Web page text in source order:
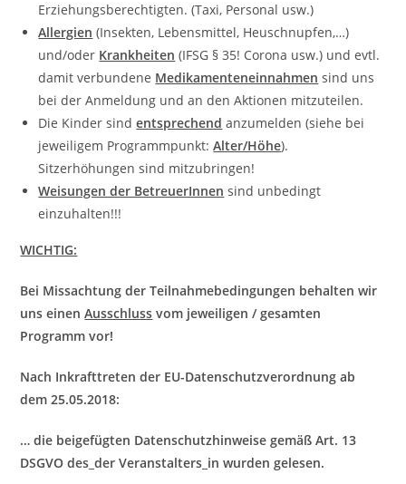
Erziehungsberechtigten. (Taxi, Personal usw.)
Allergien (Insekten, Lebensmittel, Heuschnupfen,…)
und/oder Krankheiten (IFSG § 35! Corona usw.) und evtl.
damit verbundene Medikamenteneinnahmen sind uns
bei der Anmeldung und an den Aktionen mitzuteilen.
Die Kinder sindentsprechend anzumelden (siehe bei
jeweiligem Programmpunkt:Alter/Höhe).
Sitzerhöhungen sind mitzubringen!
Weisungen der BetreuerInnen sind unbedingt
einzuhalten!!!
WICHTIG:
Bei Missachtung der Teilnahmebedingungen behalten wir
uns einenAusschluss vom jeweiligen / gesamten
Programm vor!
Nach Inkrafttreten der EU-Datenschutzverordnung ab
dem 25.05.2018:
… die beigefügten Datenschutzhinweise gemäß Art. 13
DSGVO des_der Veranstalters_in wurden gelesen.